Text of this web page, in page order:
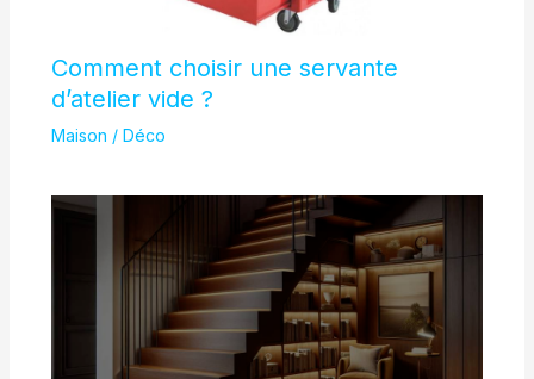
Comment choisir une servante
d’atelier vide ?
Maison / Déco